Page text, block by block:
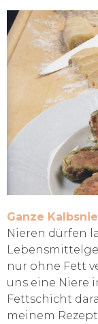
Ganze
Nieren dürfen
nur ohne Fett
uns eine Niere
Fettschicht
meinem